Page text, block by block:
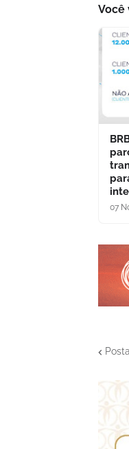
Você
07